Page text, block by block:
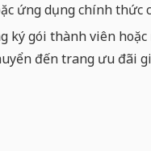
ứng dụng chính thức
ký gói thành viên
đến trang ưu đãi